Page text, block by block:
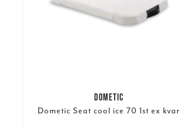
DOMETIC
Dometic Seat cool ice 70 1st ex kvar